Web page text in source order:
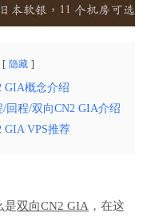
隐藏
GIA概念介绍
/回程/双向CN2 GIA介绍
GIA VPS推荐
是双向CN2 GIA ，在这